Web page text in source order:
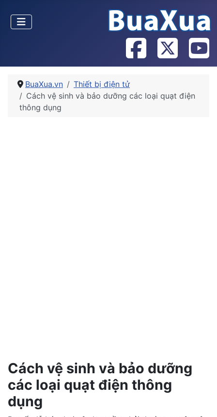
BuaXua.vn
Thiết bị điện tử
Cách vệ sinh và bảo dưỡng các loại quạt điện
thông dụng
Cách vệ sinh và bảo dưỡng
các loại quạt điện thông
dụng